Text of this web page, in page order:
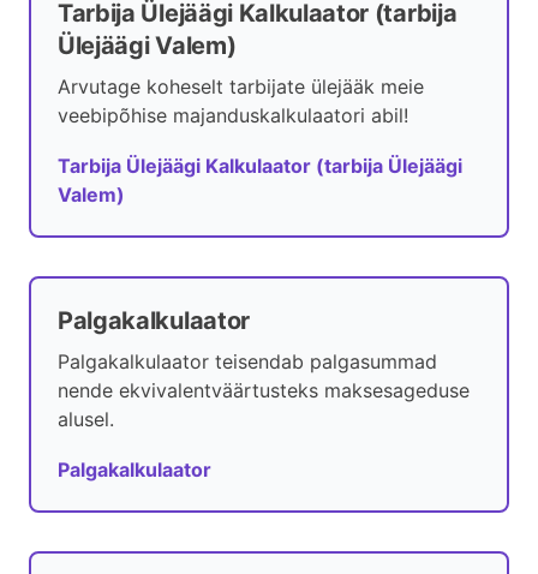
Tarbija Ülejäägi Kalkulaator (tarbija
Ülejäägi Valem)
Arvutage koheselt tarbijate ülejääk meie
veebipõhise majanduskalkulaatori abil!
Tarbija Ülejäägi Kalkulaator (tarbija Ülejäägi
Valem)
Palgakalkulaator
Palgakalkulaator teisendab palgasummad
nende ekvivalentväärtusteks maksesageduse
alusel.
Palgakalkulaator